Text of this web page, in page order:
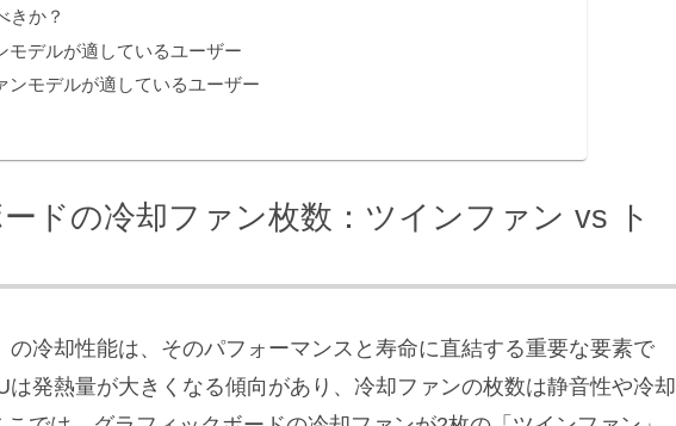
きか？
モデルが適しているユーザー
ンモデルが適しているユーザー
ドの冷却ファン枚数：ツインファン vs ト
の冷却性能は、そのパフォーマンスと寿命に直結する重要な要素で
発熱量が大きくなる傾向があり、冷却ファンの枚数は静音性や冷却